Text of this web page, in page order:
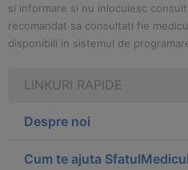
si informare si nu inlocuiesc
recomandat sa consultati fie
disponibili in sistemul de
LINKURI RAPIDE
Despre noi
Cum te ajuta